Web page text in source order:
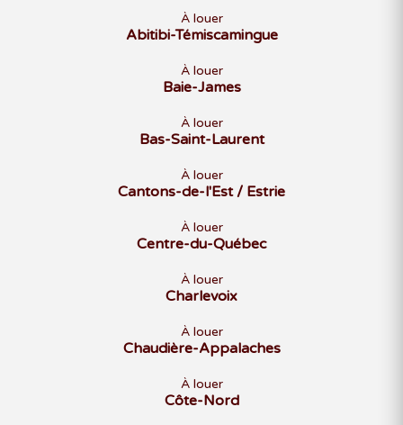
À louer
Abitibi-Témiscamingue
À louer
Baie-James
À louer
Bas-Saint-Laurent
À louer
Cantons-de-l'Est / Estrie
À louer
Centre-du-Québec
À louer
Charlevoix
À louer
Chaudière-Appalaches
À louer
Côte-Nord